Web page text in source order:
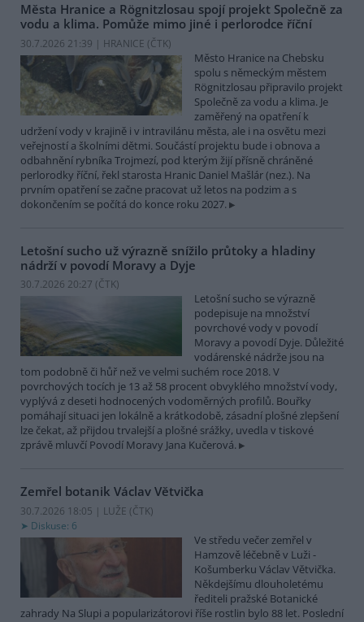
Města Hranice a Rögnitzlosau spojí projekt Společně za
vodu a klima. Pomůže mimo jiné i perlorodce říční
30.7.2026 21:39 | HRANICE (ČTK)
Město Hranice na Chebsku
spolu s německým městem
Rögnitzlosau připravilo projekt
Společně za vodu a klima. Je
zaměřený na opatření k
udržení vody v krajině i v intravilánu města, ale i na osvětu mezi
veřejností a školními dětmi. Součástí projektu bude i obnova a
odbahnění rybníka Trojmezí, pod kterým žijí přísně chráněné
perlorodky říční, řekl starosta Hranic Daniel Mašlár (nez.). Na
prvním opatření se začne pracovat už letos na podzim a s
dokončením se počítá do konce roku 2027.
Letošní sucho už výrazně snížilo průtoky a hladiny
nádrží v povodí Moravy a Dyje
30.7.2026 20:27 (ČTK)
Letošní sucho se výrazně
podepisuje na množství
povrchové vody v povodí
Moravy a povodí Dyje. Důležité
vodárenské nádrže jsou na
tom podobně či hůř než ve velmi suchém roce 2018. V
povrchových tocích je 13 až 58 procent obvyklého množství vody,
vyplývá z deseti hodnocených vodoměrných profilů. Bouřky
pomáhají situaci jen lokálně a krátkodobě, zásadní plošné zlepšení
lze čekat, až přijdou trvalejší a plošné srážky, uvedla v tiskové
zprávě mluvčí Povodí Moravy Jana Kučerová.
Zemřel botanik Václav Větvička
30.7.2026 18:05 | LUŽE (ČTK)
Diskuse: 6
Ve středu večer zemřel v
Hamzově léčebně v Luži -
Košumberku Václav Větvička.
Někdejšímu dlouholetému
řediteli pražské Botanické
zahrady Na Slupi a popularizátorovi říše rostlin bylo 88 let. Poslední